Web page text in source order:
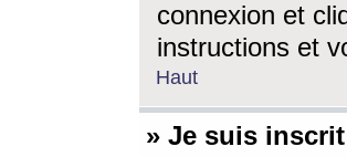
connexion et
instructions et
Haut
» Je suis